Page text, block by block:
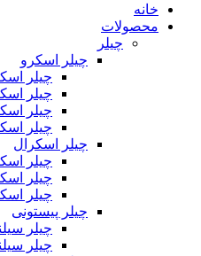
خانه
محصولات
چیلر
چیلر اسکرو
چیلر
چیلر
چیلر
چیلر
چیلر اسکرال
چیلر
چیلر
چیلر
چیلر پیستونی
چیلر
چیلر